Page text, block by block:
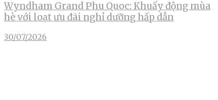
Wyndham Grand Phu Quoc: Khuấy động mùa
hè với loạt ưu đãi nghỉ dưỡng hấp dẫn
30/07/2026